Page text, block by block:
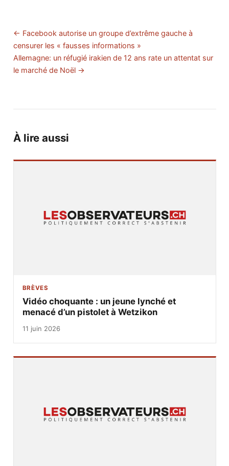
← Facebook autorise un groupe d’extrême gauche à
censurer les « fausses informations »
Allemagne: un réfugié irakien de 12 ans rate un attentat sur
le marché de Noël →
À lire aussi
BRÈVES
Vidéo choquante : un jeune lynché et
menacé d’un pistolet à Wetzikon
11 juin 2026